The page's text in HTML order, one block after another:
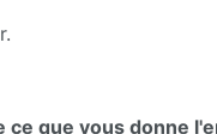
ce que vous donne